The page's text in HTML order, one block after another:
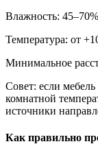
Влажность: 45–70%
Температура: от
Минимальное
Совет: если
комнатной
источники
Как правильно